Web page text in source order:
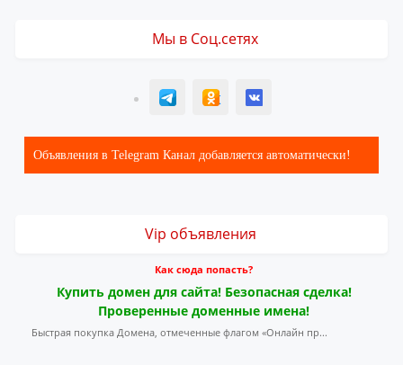
Мы в Соц.сетях
T ОК ВК
Объявления в Telegram Канал добавляется автоматически!
Vip объявления
Как сюда попасть?
Купить домен для сайта! Безопасная сделка!
Проверенные доменные имена!
Быстрая покупка Домена, отмеченные флагом «Онлайн пр...